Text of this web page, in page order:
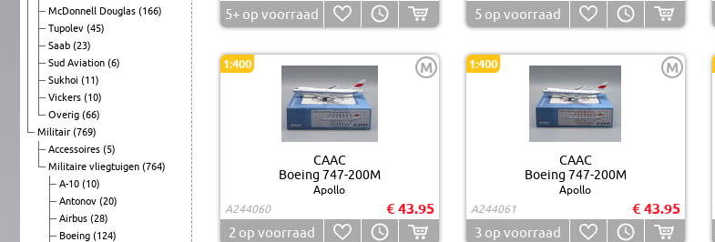
McDonnell Douglas (166)
Tupolev (45)
Saab (23)
Sud Aviation (6)
Sukhoi (11)
Vickers (10)
Overig (66)
Militair (769)
Accessoires (5)
Militaire vliegtuigen (764)
A-10 (10)
Antonov (20)
Airbus (28)
Boeing (124)
5+op voorraad 5op voorraad
1:400 M
CAAC
Boeing 747-200M
Apollo
A244060
€ 43.95
2 op voorraad
1:400 M
CAAC
Boeing 747-200M
Apollo
A244061
€ 43.95
3 op voorraad